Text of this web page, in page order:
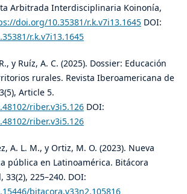
Arbitrada Interdisciplinaria Koinonía,
doi.org/10.35381/r.k.v7i13.1645DOI:
r.k.v7i13.1645
y Ruíz, A. C. (2025). Dossier: Educación
rurales. Revista Iberoamericana de
Article 5.
riber.v3i5.126DOI:
riber.v3i5.126
A. L. M., y Ortiz, M. O. (2023). Nueva
pública en Latinoamérica. Bitácora
225–240. DOI:
bitacora.v33n2.105816